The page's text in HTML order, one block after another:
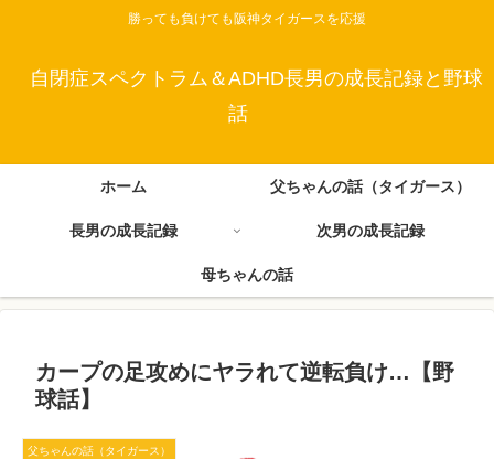
勝っても負けても阪神タイガースを応援
自閉症スペクトラム＆ADHD長男の成長記録と野球
話
ホーム 父ちゃんの話（タイガース）
長男の成長記録 次男の成長記録
母ちゃんの話
カープの足攻めにヤラれて逆転負け…【野
球話】
父ちゃんの話（タイガース）